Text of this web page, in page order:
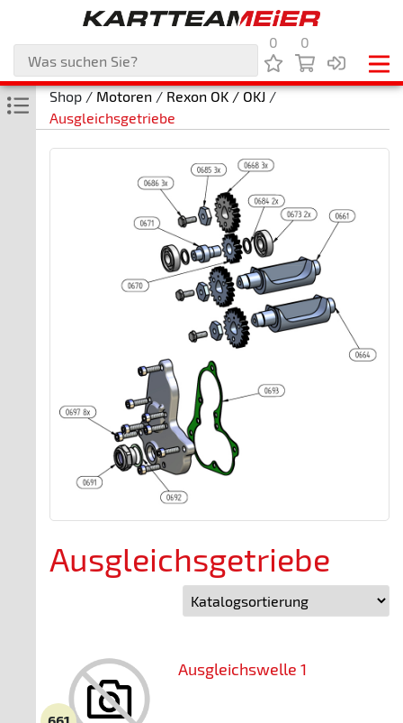
0 0
Shop /Motoren/Rexon OK / OKJ/
Ausgleichsgetriebe
Ausgleichsgetriebe
Ausgleichswelle 1